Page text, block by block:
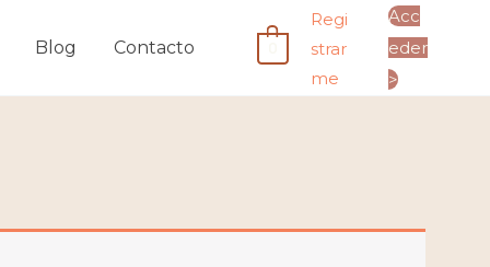
Blog Contacto
Regi
strar
me
Acc
eder
>